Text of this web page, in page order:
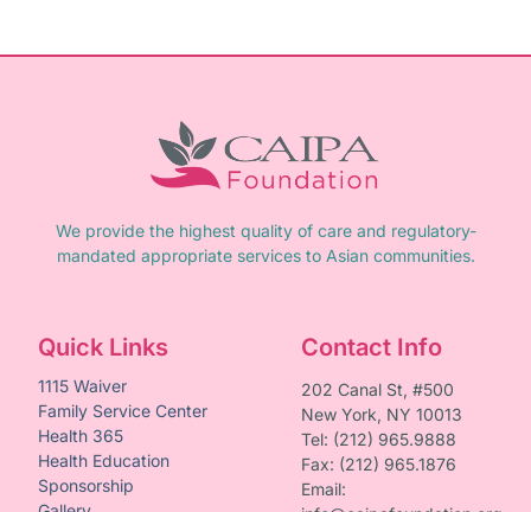
We provide the highest quality of care and regulatory-
mandated appropriate services to Asian communities.
Quick Links
1115 Waiver
Family Service Center
Health 365
Health Education
Sponsorship
Contact Info
202 Canal St, #500
New York, NY 10013
Tel: (212) 965.9888
Fax: (212) 965.1876
Email: